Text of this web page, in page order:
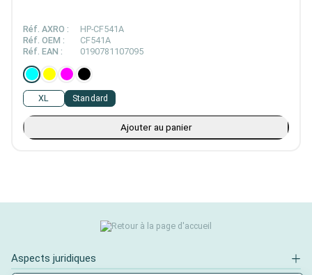
Réf. AXRO :
HP-CF541A
Réf. OEM :
CF541A
Réf. EAN :
0190781107095
Standard
XL
Ajouter au panier
Aspects juridiques